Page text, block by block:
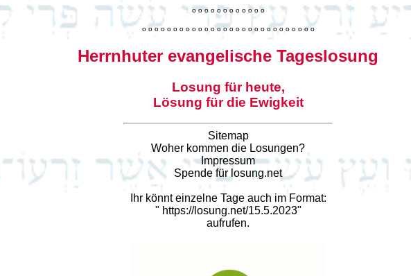
o o o o o o o o o o o o
o o o o o o o o o o o o o o o o o o o o o o o o o o o o
Herrnhuter evangelische Tageslosung
Losung für heute,
Lösung für die Ewigkeit
Sitemap
Woher kommen die Losungen?
Impressum
Spende für losung.net
Ihr könnt einzelne Tage auch im Format:
" https://losung.net/15.5.2023"
aufrufen.